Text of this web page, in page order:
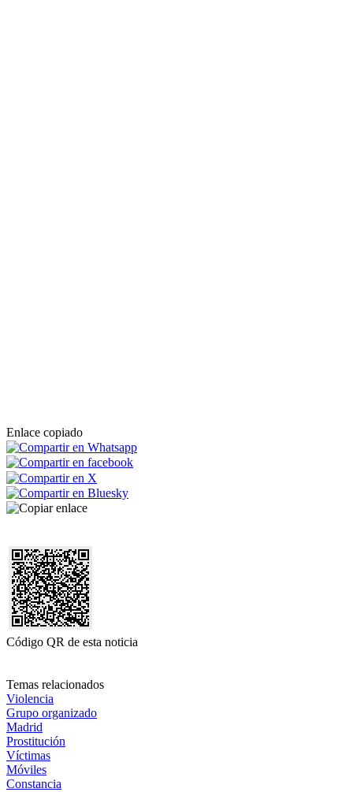
Enlace copiado
Código QR de esta noticia
Temas relacionados
Violencia
Grupo organizado
Madrid
Prostitución
Víctimas
Móviles
Constancia